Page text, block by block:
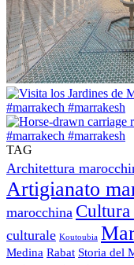
TAG
Architettura
Artigianato
marocchina Cultura
culturale Koutoubia
Medina Rabat Storia del